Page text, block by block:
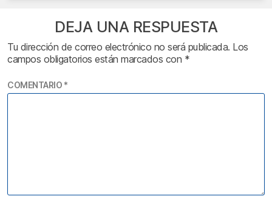
DEJA UNA RESPUESTA
Tu dirección de correo electrónico no será publicada. Los
campos obligatorios están marcados con *
COMENTARIO *